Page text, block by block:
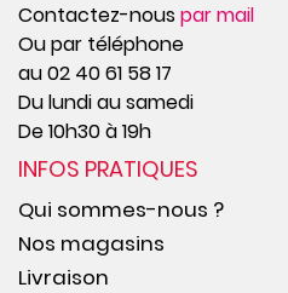
Contactez-nouspar mail
Ou par téléphone
au 02 40 61 58 17
Du lundi au samedi
De 10h30 à 19h
INFOS PRATIQUES
Qui sommes-nous ?
Nos magasins
Livraison